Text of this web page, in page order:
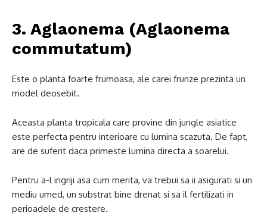
3. Aglaonema (Aglaonema
commutatum)
Este o planta foarte frumoasa, ale carei frunze prezinta un
model deosebit.
Aceasta planta tropicala care provine din jungle asiatice
este perfecta pentru interioare cu lumina scazuta. De fapt,
are de suferit daca primeste lumina directa a soarelui.
Pentru a-l ingriji asa cum merita, va trebui sa ii asigurati si un
mediu umed, un substrat bine drenat si sa il fertilizati in
perioadele de crestere.